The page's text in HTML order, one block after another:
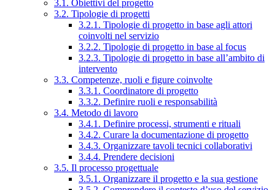
3.1. Obiettivi del progetto
3.2. Tipologie di progetti
3.2.1. Tipologie di progetto in base agli attori
coinvolti nel servizio
3.2.2. Tipologie di progetto in base al focus
3.2.3. Tipologie di progetto in base all’ambito di
intervento
3.3. Competenze, ruoli e figure coinvolte
3.3.1. Coordinatore di progetto
3.3.2. Definire ruoli e responsabilità
3.4. Metodo di lavoro
3.4.1. Definire processi, strumenti e rituali
3.4.2. Curare la documentazione di progetto
3.4.3. Organizzare tavoli tecnici collaborativi
3.4.4. Prendere decisioni
3.5. Il processo progettuale
3.5.1. Organizzare il progetto e la sua gestione